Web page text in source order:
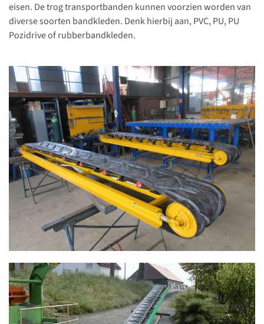
eisen. De trog transportbanden kunnen voorzien worden van
diverse soorten bandkleden. Denk hierbij aan, PVC, PU, PU
Pozidrive of rubberbandkleden.